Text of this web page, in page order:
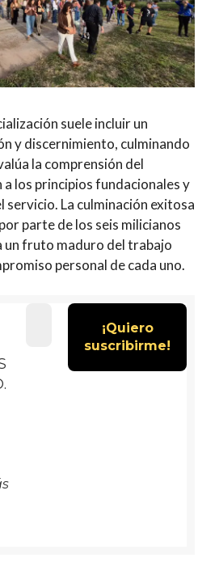
suele incluir un
y discernimiento, culminando
la comprensión del
a los principios fundacionales y
servicio. La culminación exitosa
parte de los seis milicianos
un fruto maduro del trabajo
personal de cada uno.